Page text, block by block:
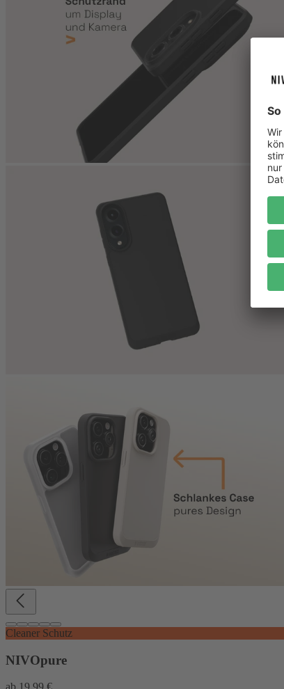
Cleaner Schutz
NIVOpure